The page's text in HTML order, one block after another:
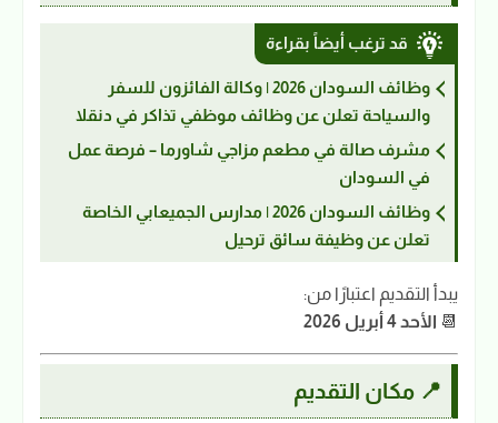
قد ترغب أيضاً بقراءة
وظائف السودان 2026 | وكالة الفائزون للسفر
والسياحة تعلن عن وظائف موظفي تذاكر في دنقلا
مشرف صالة في مطعم مزاجي شاورما – فرصة عمل
في السودان
وظائف السودان 2026 | مدارس الجميعابي الخاصة
تعلن عن وظيفة سائق ترحيل
يبدأ التقديم اعتبارًا من:
📆 الأحد 4 أبريل 2026
📍 مكان التقديم